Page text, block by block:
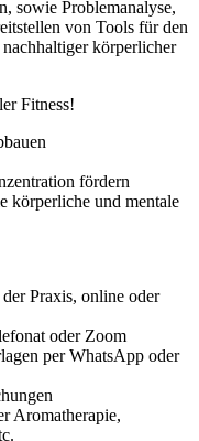
sowie Problemanalyse,
von Tools für den
körperlicher
Fitness!
fördern
körperliche und mentale
Praxis, online oder
oder Zoom
per WhatsApp oder
Aromatherapie,